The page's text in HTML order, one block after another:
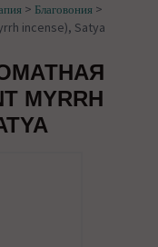
> Благовония >
incense), Satya
MYRRH